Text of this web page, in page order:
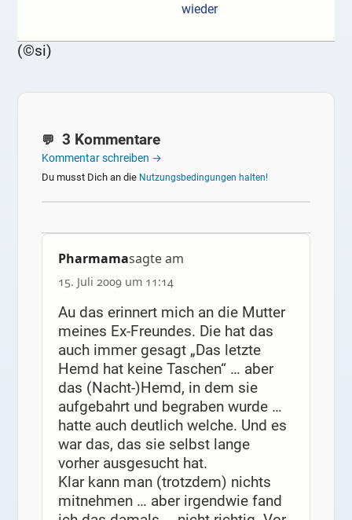
wieder
(©si)
3 Kommentare
Kommentar schreiben →
Du musst Dich an die Nutzungsbedingungen halten!
Pharmamasagte am
15. Juli 2009 um 11:14
Au das erinnert mich an die Mutter
meines Ex-Freundes. Die hat das
auch immer gesagt „Das letzte
Hemd hat keine Taschen“ … aber
das (Nacht-)Hemd, in dem sie
aufgebahrt und begraben wurde …
hatte auch deutlich welche. Und es
war das, das sie selbst lange
vorher ausgesucht hat.
Klar kann man (trotzdem) nichts
mitnehmen … aber irgendwie fand